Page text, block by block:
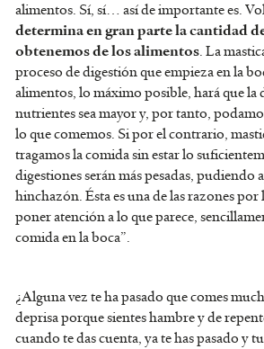
alimentos. Sí, sí… así de importante es.
determina en gran parte la cantidad
obtenemos de los alimentos. La
proceso de digestión que empieza en la
alimentos, lo máximo posible, hará que
nutrientes sea mayor y, por tanto,
lo que comemos. Si por el contrario,
tragamos la comida sin estar lo
digestiones serán más pesadas, pudiendo
hinchazón. Ésta es una de las razones por
poner atención a lo que parece,
comida en la boca”.
¿Alguna vez te ha pasado que comes
deprisa porque sientes hambre y de
cuando te das cuenta, ya te has pasado y